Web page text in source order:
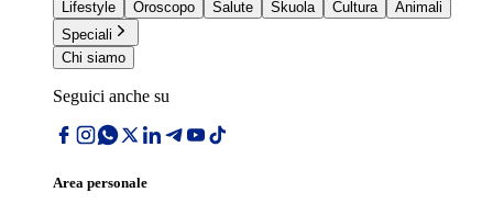
Lifestyle
Oroscopo Salute Skuola Cultura
Animali
Speciali
Chi siamo
Seguici anche su
Area personale